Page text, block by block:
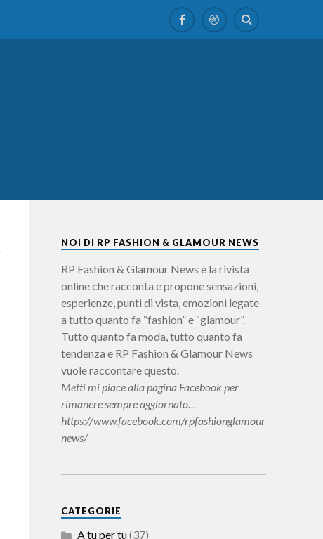
NOI DI RP FASHION & GLAMOUR NEWS
RP Fashion & Glamour News è la rivista
online che racconta e propone sensazioni,
esperienze, punti di vista, emozioni legate
a tutto quanto fa “fashion” e “glamour”.
Tutto quanto fa moda, tutto quanto fa
tendenza e RP Fashion & Glamour News
vuole raccontare questo.
Metti mi piace alla pagina Facebook per
rimanere sempre aggiornato…
https://www.facebook.com/rpfashionglamour
news/
CATEGORIE
A tu per tu(37)